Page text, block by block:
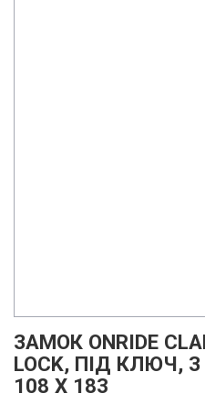
ЗАМОК ONRIDE
LOCK, ПІД КЛЮЧ,
108 Х 183